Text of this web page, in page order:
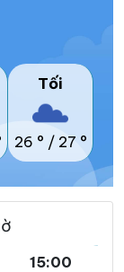
Tối
26 ° / 27 °
15:00